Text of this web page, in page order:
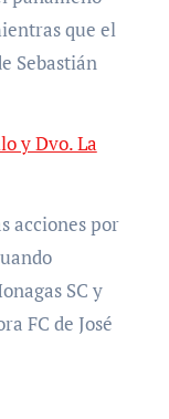
que el
Sebastián
y Dvo. La
acciones por
SC y
FC de José